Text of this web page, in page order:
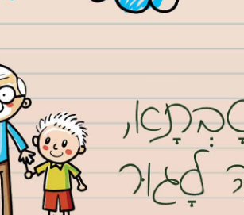
ברודני בשעת סיפור
תעסוקה חינוכית קבועה ומסודרת. מי
שהקליט עבורם את הסיפור על